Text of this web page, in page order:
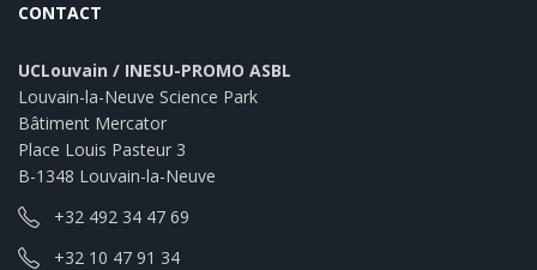
CONTACT
UCLouvain / INESU-PROMO ASBL
Louvain-la-Neuve Science Park
Bâtiment Mercator
Place Louis Pasteur 3
B-1348 Louvain-la-Neuve
+32 492 34 47 69
+32 10 47 91 34